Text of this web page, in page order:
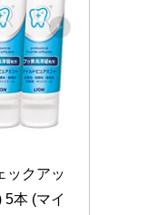
ックアッ
本 (マイ